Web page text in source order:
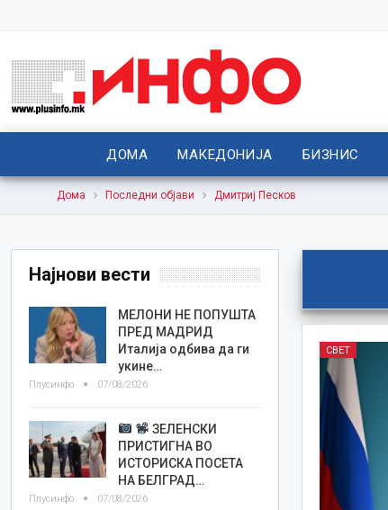
ДОМА МАКЕДОНИЈА БИЗНИС
Дома Последни објави Дмитриј Песков
СВЕТ
Најнови вести
МЕЛОНИ НЕ ПОПУШТА
ПРЕД МАДРИД
Италија одбива да ги
укине…
Плусинфо 07/08/2026
ЗЕЛЕНСКИ
ПРИСТИГНА ВО
ИСТОРИСКА ПОСЕТА
НА БЕЛГРАД…
Плусинфо 07/08/2026